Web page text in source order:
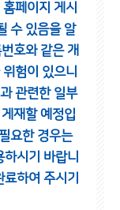
페이지 게시
수 있음을 알
호와 같은 개
험이 있으니
관련한 일부
재할 예정입
요한 경우는
하시기 바랍니
하여 주시기